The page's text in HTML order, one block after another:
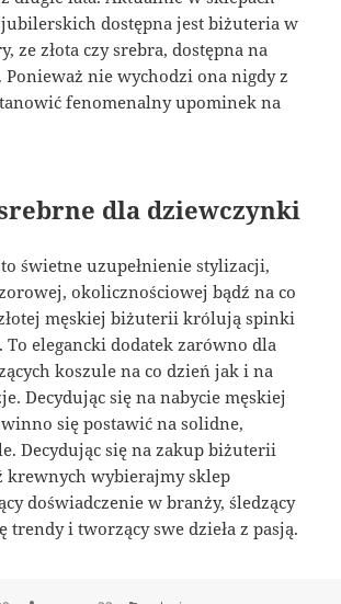
dostępna jest biżuteria w
ze złota czy srebra, dostępna na
Ponieważ nie wychodzi ona nigdy z
fenomenalny upominek na
dla dziewczynki
świetne uzupełnienie stylizacji,
okolicznościowej bądź na co
męskiej biżuterii królują spinki
To elegancki dodatek zarówno dla
koszule na co dzień jak i na
Decydując się na nabycie męskiej
się postawić na solidne,
Decydując się na zakup biżuterii
krewnych wybierajmy sklep
doświadczenie w branży, śledzący
trendy i tworzący swe dzieła z pasją.